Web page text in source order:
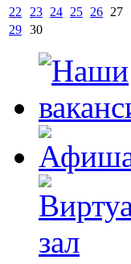
22
23 24 25 26 27
29 30